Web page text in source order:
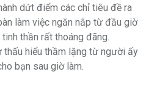
dứt điểm các chỉ tiêu đề ra
làm việc ngăn nắp từ đầu giờ
thần rất thoáng đãng.
thấu hiểu thầm lặng từ người ấy
bạn sau giờ làm.